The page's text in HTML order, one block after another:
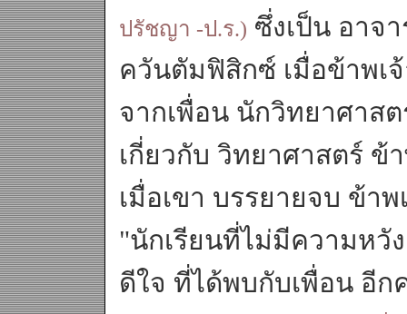
ปรัชญา -ป.ร.) ซึ่งเป็น อาจ
ควันตัมฟิสิกซ์ เมื่อข้าพเ
จากเพื่อน นักวิทยาศาสต
เกี่ยวกับ วิทยาศาสตร์ ข้
เมื่อเขา บรรยายจบ ข้าพ
"นักเรียนที่ไม่มีความหวั
ดีใจ ที่ได้พบกับเพื่อน อีก